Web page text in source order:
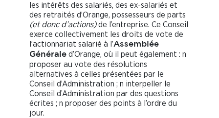
les intérêts des salariés, des ex-salariés et
des retraités d’Orange, possesseurs de parts
(et donc d’actions)de l’entreprise. Ce Conseil
exerce collectivement les droits de vote de
l’actionnariat salarié à l’Assemblée
Générale d’Orange, où il peut également : n
proposer au vote des résolutions
alternatives à celles présentées par le
Conseil d’Administration ; n interpeller le
Conseil d’Administration par des questions
écrites ; n proposer des points à l’ordre du
jour.